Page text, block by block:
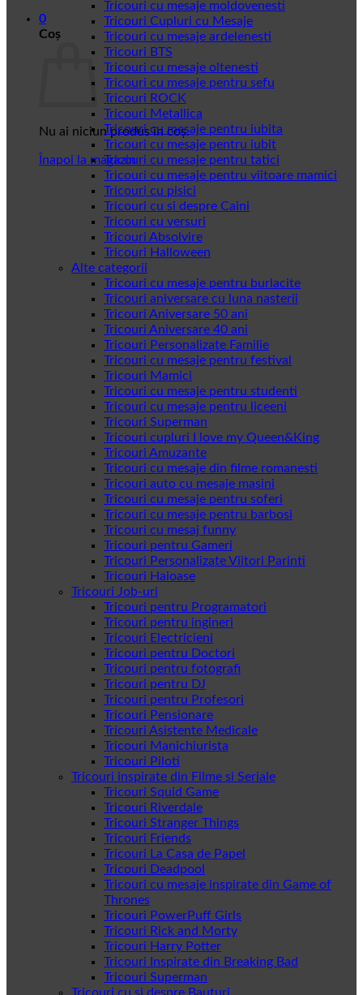
0
Coș
Nu ai niciun produs în coș.
Înapoi la magazin
Tricouri cu mesaje moldovenesti
Tricouri Cupluri cu Mesaje
Tricouri cu mesaje ardelenesti
Tricouri BTS
Tricouri cu mesaje oltenesti
Tricouri cu mesaje pentru sefu
Tricouri ROCK
Tricouri Metallica
Tricouri cu mesaje pentru iubita
Tricouri cu mesaje pentru iubit
Tricouri cu mesaje pentru tatici
Tricouri cu mesaje pentru viitoare mamici
Tricouri cu pisici
Tricouri cu si despre Caini
Tricouri cu versuri
Tricouri Absolvire
Tricouri Halloween
Alte categorii
Tricouri cu mesaje pentru burlacite
Tricouri aniversare cu luna nasterii
Tricouri Aniversare 50 ani
Tricouri Aniversare 40 ani
Tricouri Personalizate Familie
Tricouri cu mesaje pentru festival
Tricouri Mamici
Tricouri cu mesaje pentru studenti
Tricouri cu mesaje pentru liceeni
Tricouri Superman
Tricouri cupluri I love my Queen&King
Tricouri Amuzante
Tricouri cu mesaje din filme romanesti
Tricouri auto cu mesaje masini
Tricouri cu mesaje pentru soferi
Tricouri cu mesaje pentru barbosi
Tricouri cu mesaj funny
Tricouri pentru Gameri
Tricouri Personalizate Viitori Parinti
Tricouri Haioase
Tricouri Job-uri
Tricouri pentru Programatori
Tricouri pentru ingineri
Tricouri Electricieni
Tricouri pentru Doctori
Tricouri pentru fotografi
Tricouri pentru DJ
Tricouri pentru Profesori
Tricouri Pensionare
Tricouri Asistente Medicale
Tricouri Manichiurista
Tricouri Piloti
Tricouri inspirate din Filme si Seriale
Tricouri Squid Game
Tricouri Riverdale
Tricouri Stranger Things
Tricouri Friends
Tricouri La Casa de Papel
Tricouri Deadpool
Tricouri cu mesaje inspirate din Game of
Thrones
Tricouri PowerPuff Girls
Tricouri Rick and Morty
Tricouri Harry Potter
Tricouri Inspirate din Breaking Bad
Tricouri Superman